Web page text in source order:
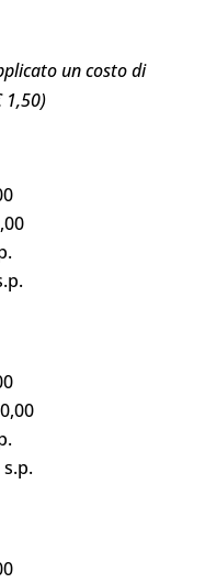
un costo di
1,50)
s.p.